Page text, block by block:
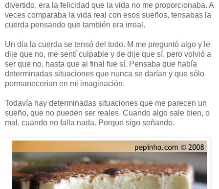
divertido, era la felicidad que la vida no me proporcionaba. A
veces comparaba la vida real con esos sueños, tensabas la
cuerda pensando que también era irreal.
Un día la cuerda se tensó del todo. M me preguntó algo y le
dije que no, me sentí culpable y de dije que sí, pero volvió a
ser que no, hasta que al final fue sí. Pensaba que había
determinadas situaciones que nunca se darían y que sólo
permanecerían en mi imaginación.
Todavía hay determinadas situaciones que me parecen un
sueño, que no pueden ser reales. Cuando algo sale bien, o
mal, cuando no falla nada. Porque sigo soñando.